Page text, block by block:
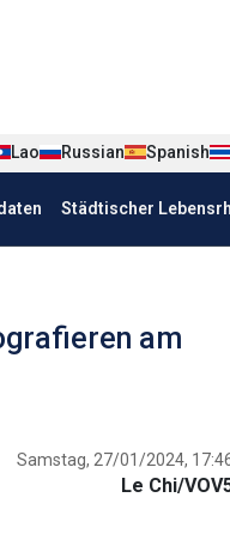
Lao Russian Spanish
Städtischer
am
Samstag, 27/01/2024,
Le Chi/